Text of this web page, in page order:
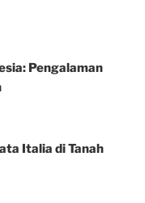
Pengalaman
Italia di Tanah